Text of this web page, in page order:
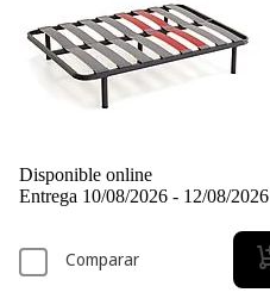
Disponible online
Entrega 10/08/2026 - 12/08/2026
Comparar